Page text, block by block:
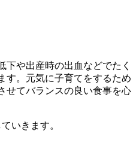
下や出産時の出血などでたく
す。元気に子育てをするため
せてバランスの良い食事を心
いきます。